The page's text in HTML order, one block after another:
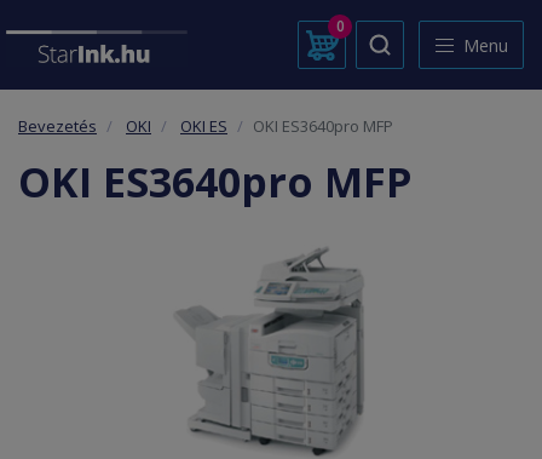
0
Menu
Bevezetés OKI OKI ES OKI ES3640pro MFP
OKI ES3640pro MFP